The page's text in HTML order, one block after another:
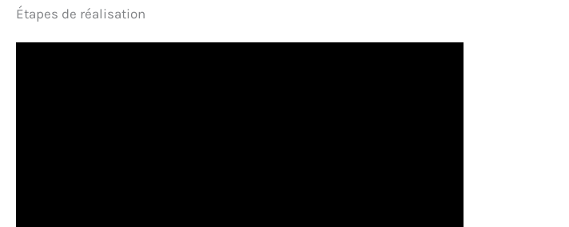
Étapes de réalisation